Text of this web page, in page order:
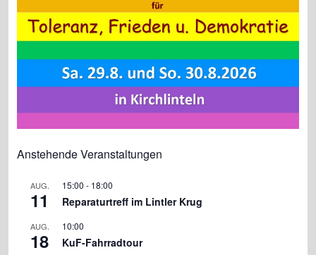
Anstehende Veranstaltungen
AUG.
11
15:00 - 18:00
Reparaturtreff im Lintler Krug
AUG.
18
10:00
KuF-Fahrradtour